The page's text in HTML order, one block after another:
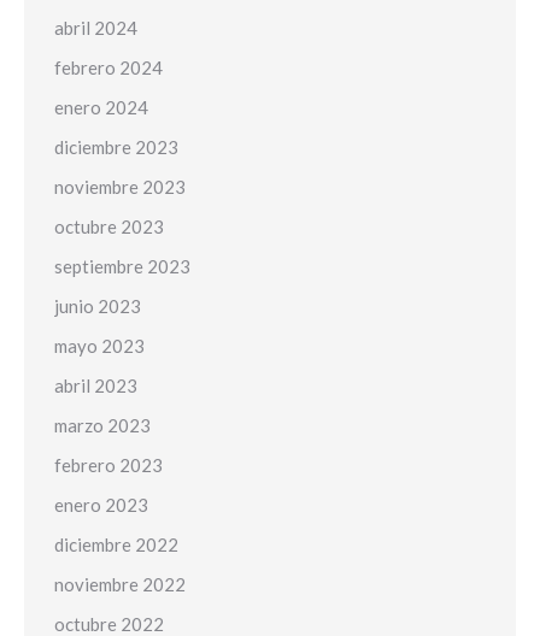
abril 2024
febrero 2024
enero 2024
diciembre 2023
noviembre 2023
octubre 2023
septiembre 2023
junio 2023
mayo 2023
abril 2023
marzo 2023
febrero 2023
enero 2023
diciembre 2022
noviembre 2022
octubre 2022